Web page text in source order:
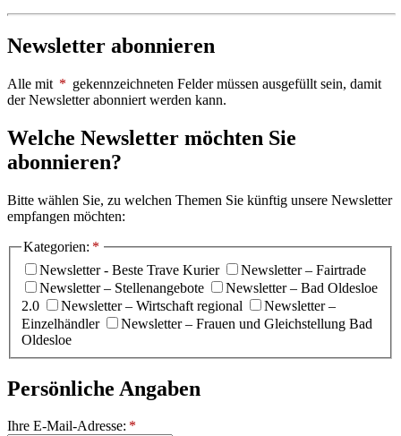
Newsletter abonnieren
Alle mit * gekennzeichneten Felder müssen ausgefüllt sein, damit
der Newsletter abonniert werden kann.
Welche Newsletter möchten Sie
abonnieren?
Bitte wählen Sie, zu welchen Themen Sie künftig unsere Newsletter
empfangen möchten:
Kategorien: *
Newsletter - Beste Trave Kurier
Newsletter – Fairtrade
Newsletter – Stellenangebote
Newsletter – Bad Oldesloe
2.0
Newsletter – Wirtschaft regional
Newsletter –
Einzelhändler
Newsletter – Frauen und Gleichstellung Bad
Oldesloe
Persönliche Angaben
Ihre E-Mail-Adresse: *